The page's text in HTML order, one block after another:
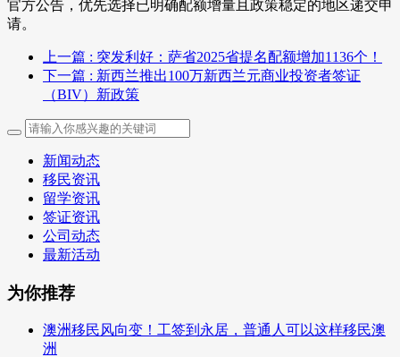
官方公告，优先选择已明确配额增量且政策稳定的地区递交申
请。
上一篇 : 突发利好：萨省2025省提名配额增加1136个！
下一篇 : 新西兰推出100万新西兰元商业投资者签证
（BIV）新政策
新闻动态
移民资讯
留学资讯
签证资讯
公司动态
最新活动
为你推荐
澳洲移民风向变！工签到永居，普通人可以这样移民澳
洲